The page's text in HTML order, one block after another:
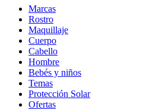
Marcas
Rostro
Maquillaje
Cuerpo
Cabello
Hombre
Bebés y niños
Temas
Protección Solar
Ofertas